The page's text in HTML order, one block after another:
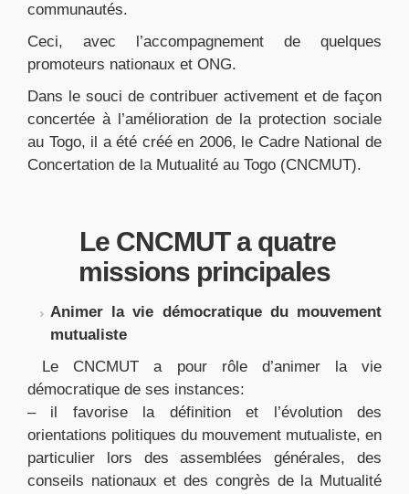
communautés.
Ceci, avec l’accompagnement de quelques
promoteurs nationaux et ONG.
Dans le souci de contribuer activement et de façon
concertée à l’amélioration de la protection sociale
au Togo, il a été créé en 2006, le Cadre National de
Concertation de la Mutualité au Togo (CNCMUT).
Le CNCMUT a quatre
missions principales
Animer la vie démocratique du mouvement
mutualiste
Le CNCMUT a pour rôle d’animer la vie
démocratique de ses instances:
– il favorise la définition et l’évolution des
orientations politiques du mouvement mutualiste, en
particulier lors des assemblées générales, des
conseils nationaux et des congrès de la Mutualité